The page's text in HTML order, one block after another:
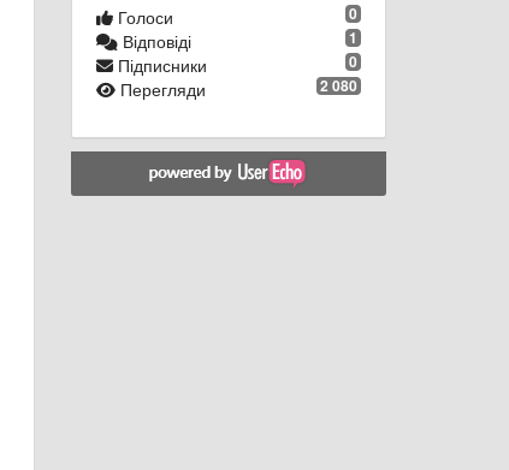
0
Голоси
1
Відповіді
0
Підписники
2 080
Перегляди